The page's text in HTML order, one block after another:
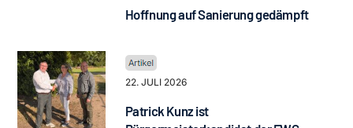
Hoffnung auf Sanierung gedämpft
22. JULI 2026
Patrick Kunz ist